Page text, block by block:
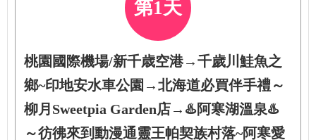
第1天
桃園國際機場/新千歳空港→千歲川鮭魚之
鄉~印地安水車公園→北海道必買伴手禮～
柳月Sweetpia Garden店→♨️阿寒湖溫泉♨️
～彷彿來到動漫通靈王帕契族村落~阿寒愛